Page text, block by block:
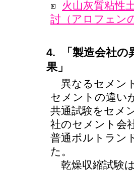
火山灰質粘性
討（アロフェン
4. 「製造会社の
果」
異なるセメン
セメントの違い
共通試験をセメ
社のセメント会
普通ポルトラン
た。
乾燥収縮試験